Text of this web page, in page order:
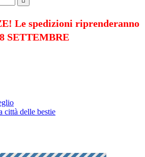
Le spedizioni riprenderanno
SETTEMBRE
città delle bestie